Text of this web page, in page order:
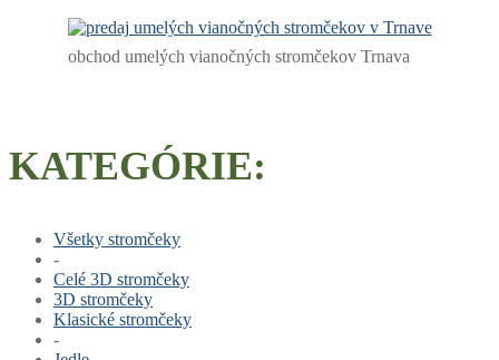
obchod umelých vianočných stromčekov Trnava
KATEGÓRIE:
Všetky stromčeky
-
Celé 3D stromčeky
3D stromčeky
Klasické stromčeky
-